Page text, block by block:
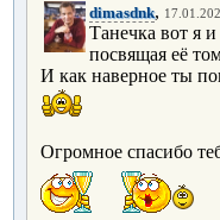
dimasdnk,
Танечка вот я
посвящая её
И как наверное ты
Огромное спасибо